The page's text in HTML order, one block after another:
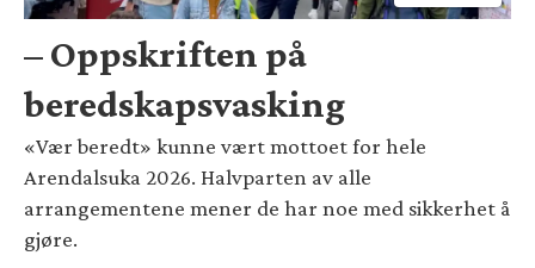
– Oppskriften på
beredskapsvasking
«Vær beredt» kunne vært mottoet for hele
Arendalsuka 2026. Halvparten av alle
arrangementene mener de har noe med sikkerhet å
gjøre.